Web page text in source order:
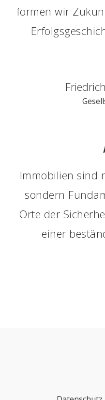
formen wir
Immobilien sind
sondern
Orte der
einer